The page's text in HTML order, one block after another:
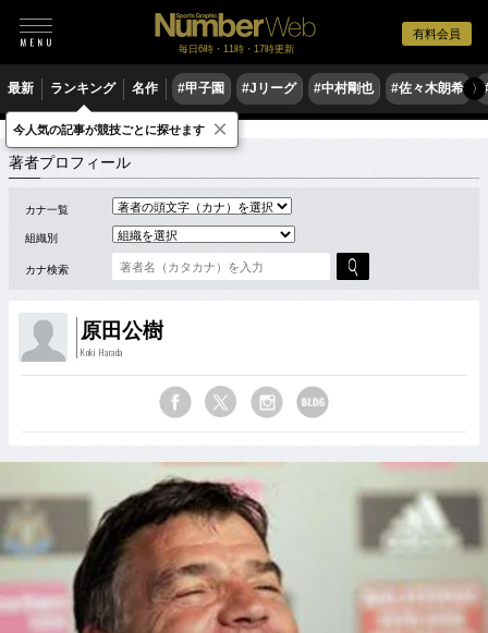
有料会員
毎日6時・11時・17時更新
最新 ランキング 名作 #甲子園 #Jリーグ #中村剛也 #佐々木朗希 〉
著者 ハ 原田公樹 スポーツコラム
著者プロフィール
カナ一覧
組織別
カナ検索
原田公樹
Koki Harada
今人気の記事が競技ごとに探せます ×